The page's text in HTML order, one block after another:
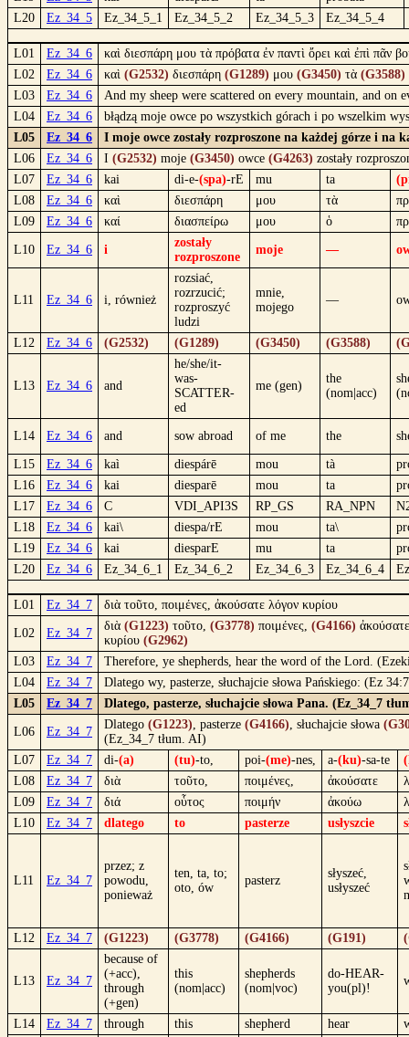
L20
Ez_34_5 Ez_34_5_1 Ez_34_5_2 Ez_34_5_3 Ez_34_5_4
L01 Ez_34_6
καὶ διεσπάρη μου τὰ πρόβατα ἐν παντὶ ὄρει καὶ ἐπὶ
L02
Ez_34_6 καὶ (G2532) διεσπάρη (G1289) μου (G3450) τὰ (G3588)
L03
Ez_34_6
And my sheep were scattered on every mountain, and
L04
Ez_34_6
błądzą moje owce po wszystkich górach i po wszelkim
L05
Ez_34_6
I moje owce zostały rozproszone na każdej górze i na
L06
Ez_34_6 I (G2532) moje (G3450) owce (G4263) zostały
L07
Ez_34_6 kai di-e-(spa)-rE mu ta
L08
Ez_34_6 καὶ διεσπάρη μου τὰ
L09
Ez_34_6 καί διασπείρω μου ὁ
L10 Ez_34_6 i
zostały
rozproszone
moje —
L11 Ez_34_6 i, również
rozsiać,
rozrzucić;
rozproszyć
ludzi
mnie,
mojego
—
L12 Ez_34_6 (G2532) (G1289) (G3450) (G3588)
L13 Ez_34_6 and
he/she/it-
was-
SCATTER-
ed
me (gen)
the
(nom|acc)
L14 Ez_34_6 and sow abroad of me the
L15 Ez_34_6 kaì diespárē mou tà
L16
Ez_34_6 kai diesparē mou ta
L17
Ez_34_6 C VDI_API3S RP_GS RA_NPN
L18
Ez_34_6 kai\ diespa/rE mou ta\
L19
Ez_34_6 kai diesparE mu ta
L20
Ez_34_6 Ez_34_6_1 Ez_34_6_2 Ez_34_6_3 Ez_34_6_4
L01 Ez_34_7 διὰ τοῦτο, ποιμένες, ἀκούσατε λόγον κυρίου
L02 Ez_34_7
διὰ (G1223) τοῦτο, (G3778) ποιμένες, (G4166)
κυρίου (G2962)
L03
Ez_34_7
Therefore, ye shepherds, hear the word of the Lord.
L04
Ez_34_7
Dlatego wy, pasterze, słuchajcie słowa Pańskiego: (Ez
L05
Ez_34_7 Dlatego, pasterze, słuchajcie słowa Pana. (Ez_34_7
L06 Ez_34_7
Dlatego (G1223), pasterze (G4166), słuchajcie słowa
(Ez_34_7 tłum. AI)
L07
Ez_34_7 di-(a) (tu)-to, poi-(me)-nes, a-(ku)-sa-te
L08
Ez_34_7 διὰ τοῦτο, ποιμένες, ἀκούσατε
L09
Ez_34_7 διά οὗτος ποιμήν ἀκούω
L10
Ez_34_7 dlatego to pasterze usłyszcie
L11 Ez_34_7
przez; z
powodu,
ponieważ
ten, ta, to;
oto, ów
pasterz
słyszeć,
usłyszeć
L12 Ez_34_7 (G1223) (G3778) (G4166) (G191)
L13 Ez_34_7
because of
(+acc),
through
(+gen)
this
(nom|acc)
shepherds
(nom|voc)
do-HEAR-
you(pl)!
L14 Ez_34_7 through this shepherd hear